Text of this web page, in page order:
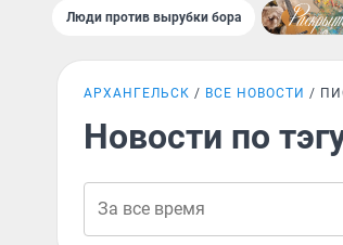
Люди против вырубки бора
АРХАНГЕЛЬСК ВСЕ НОВОСТИ
Новости по